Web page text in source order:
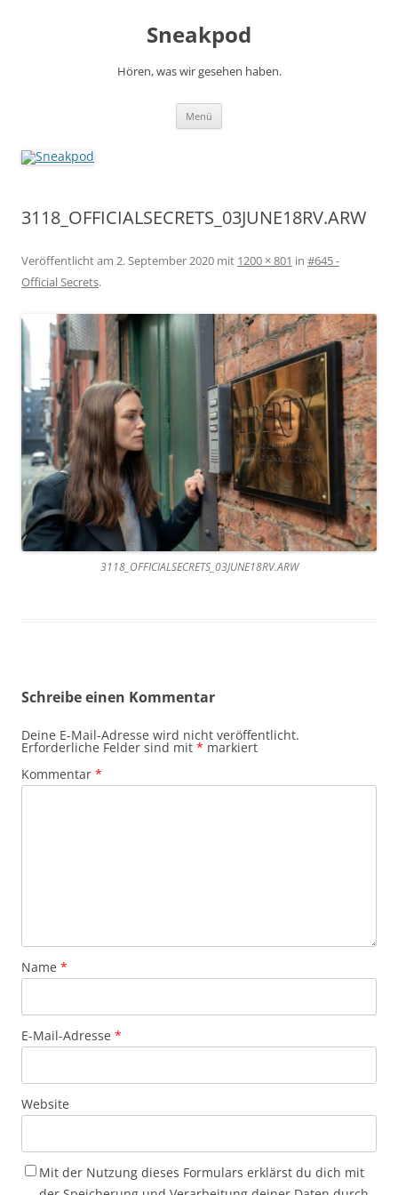
Sneakpod
Hören, was wir gesehen haben.
Menü
3118_OFFICIALSECRETS_03JUNE18RV.ARW
Veröffentlicht am 2. September 2020 mit 1200 × 801 in #645 -
Official Secrets.
3118_OFFICIALSECRETS_03JUNE18RV.ARW
Schreibe einen Kommentar
Deine E-Mail-Adresse wird nicht veröffentlicht.
Erforderliche Felder sind mit * markiert
Kommentar *
Name *
E-Mail-Adresse *
Website
Mit der Nutzung dieses Formulars erklärst du dich mit